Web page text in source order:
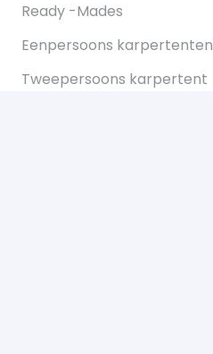
Ready -Mades
Eenpersoons karpertenten
Tweepersoons karpertent